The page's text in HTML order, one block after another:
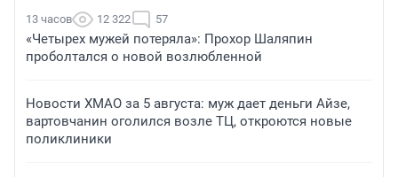
13 часов 12 322 57
«Четырех мужей потеряла»: Прохор Шаляпин
проболтался о новой возлюбленной
Новости ХМАО за 5 августа: муж дает деньги Айзе,
вартовчанин оголился возле ТЦ, откроются новые
поликлиники